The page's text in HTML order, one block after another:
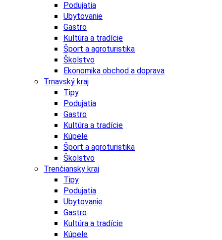
Podujatia
Ubytovanie
Gastro
Kultúra a tradície
Šport a agroturistika
Školstvo
Ekonomika obchod a doprava
Trnavský kraj
Tipy
Podujatia
Gastro
Kultúra a tradície
Kúpele
Šport a agroturistika
Školstvo
Trenčiansky kraj
Tipy
Podujatia
Ubytovanie
Gastro
Kultúra a tradície
Kúpele